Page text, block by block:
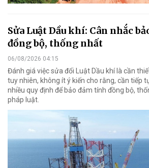
Sửa Luật Dầu khí: Cân nhắc
đồng bộ, thống nhất
06/08/2026 04:15
Đánh giá việc sửa đổi Luật Dầu khí là cần
tuy nhiên, không ít ý kiến cho rằng, cần tiếp
nhiều quy định để bảo đảm tính đồng bộ,
pháp luật.